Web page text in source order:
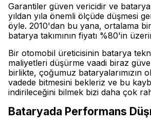
Garantiler güven vericidir ve
yıldan yıla önemli ölçüde düşmesi
öyle. 2010'dan bu yana, ortalama
batarya takımının fiyatı %80'in
Bir otomobil üreticisinin batarya
maliyetleri düşürme vaadi biraz
birlikte, çoğumuz bataryalarımızın
vadede bitmesini bekleriz ve bu
indirileceğini bilmek bizi daha çok
Bataryada Performans